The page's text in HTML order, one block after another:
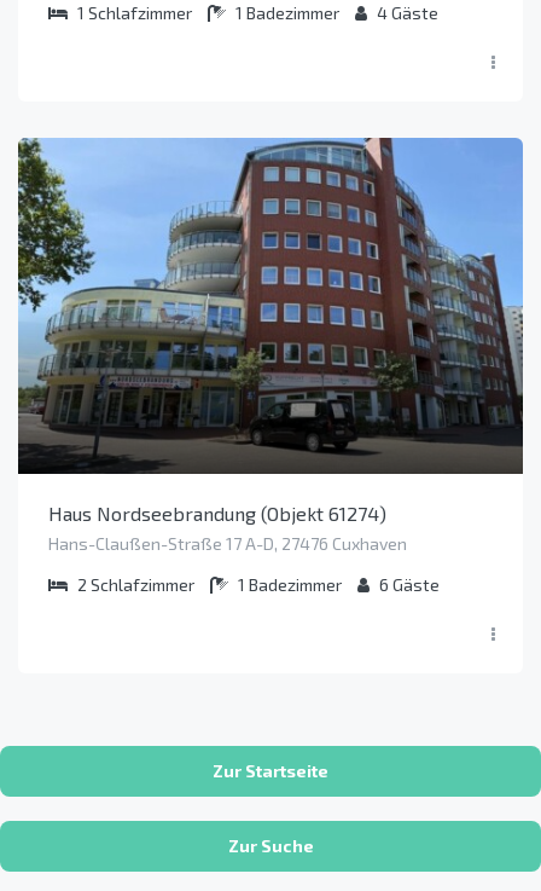
1 Schlafzimmer 1 Badezimmer 4Gäste
Haus Nordseebrandung (Objekt 61274)
Hans-Claußen-Straße 17 A-D, 27476 Cuxhaven
2 Schlafzimmer 1 Badezimmer 6 Gäste
Zur Startseite
Zur Suche